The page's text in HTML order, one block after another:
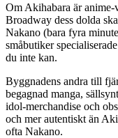
Om Akihabara är anime-
Broadway dess dolda
Nakano (bara fyra
småbutiker
du inte kan.
Byggnadens andra till
begagnad manga,
idol-merchandise och
och mer autentiskt än
ofta Nakano.